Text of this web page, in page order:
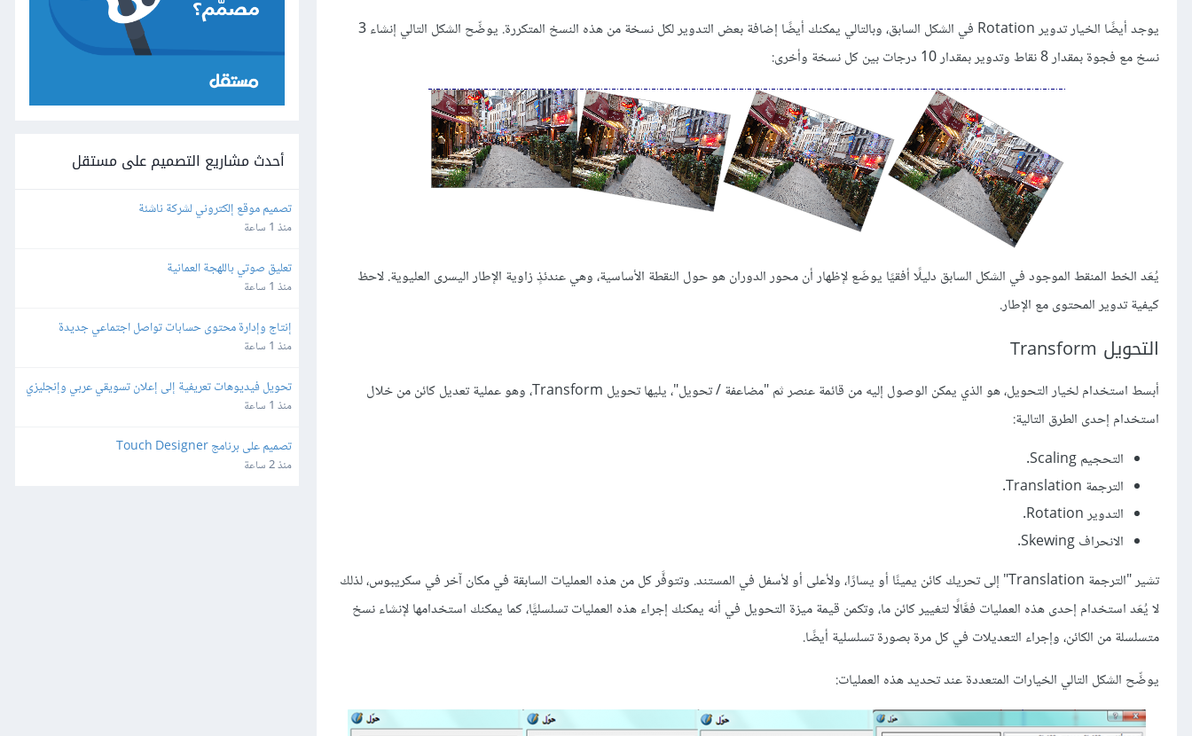
يوجد أيضًا الخيار تدوير Rotation في الشكل السابق، وبالتالي يمكنك أيضًا إضافة بعض التدوير لكل نسخة من هذه النسخ المتكررة. يوضِّح الشكل التالي إنشاء 3
نسخ مع فجوة بمقدار 8 نقاط وتدوير بمقدار 10 درجات بين كل نسخة وأخرى:
يُعَد الخط المنقط الموجود في الشكل السابق دليلًا أفقيًا يوضَع لإظهار أن محور الدوران هو حول النقطة الأساسية، وهي عندئذٍ زاوية الإطار اليسرى العليوية. لاحظ
كيفية تدوير المحتوى مع الإطار.
التحويل Transform
أبسط استخدام لخيار التحويل، هو الذي يمكن الوصول إليه من قائمة عنصر ثم "مضاعفة / تحويل"، يليها تحويل Transform، وهو عملية تعديل كائن من خلال
استخدام إحدى الطرق التالية:
التحجيم Scaling.
الترجمة Translation.
التدوير Rotation.
الانحراف Skewing.
تشير "الترجمة Translation" إلى تحريك كائن يمينًا أو يسارًا، ولأعلى أو لأسفل في المستند. وتتوفَّر كل من هذه العمليات السابقة في مكان آخر في سكريبوس، لذلك
لا يُعَد استخدام إحدى هذه العمليات فعَّالًا لتغيير كائن ما، وتكمن قيمة ميزة التحويل في أنه يمكنك إجراء هذه العمليات تسلسليًّا، كما يمكنك استخدامها لإنشاء نسخ
متسلسلة من الكائن، وإجراء التعديلات في كل مرة بصورة تسلسلية أيضًا.
يوضِّح الشكل التالي الخيارات المتعددة عند تحديد هذه العمليات:
أحدث مشاريع التصميم على مستقل
تصميم موقع إلكتروني لشركة ناشئة
منذ 1 ساعة
تعليق صوتي باللهجة العمانية
منذ 1 ساعة
إنتاج وإدارة محتوى حسابات تواصل اجتماعي جديدة
منذ 1 ساعة
تحويل فيديوهات تعريفية إلى إعلان تسويقي عربي وإنجليزي
منذ 1 ساعة
تصميم على برنامج Touch Designer
منذ 2 ساعة